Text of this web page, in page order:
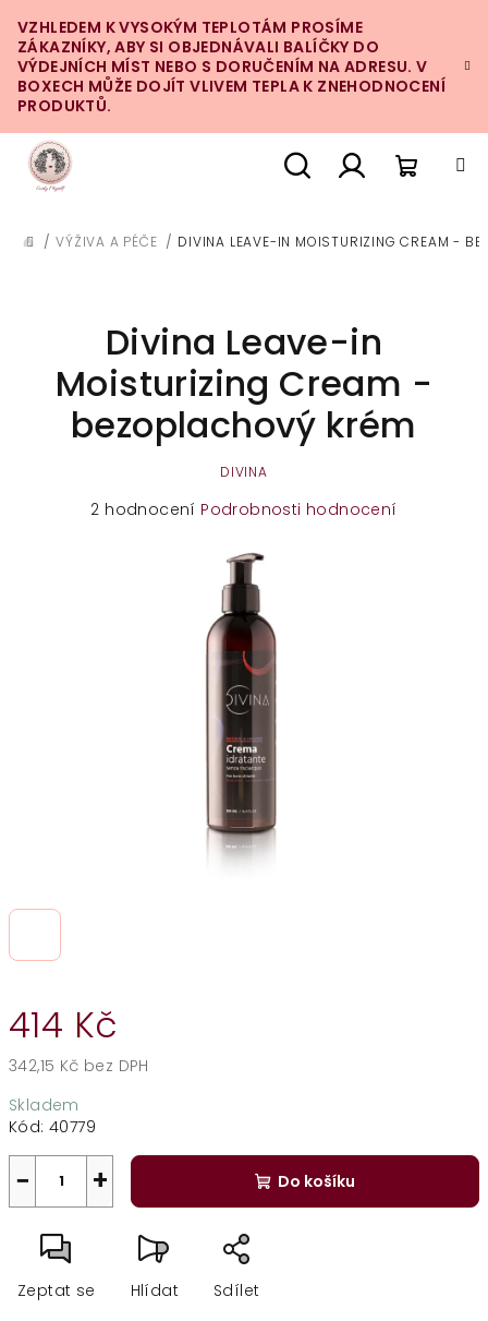
na
obsah
VZHLEDEM K VYSOKÝM TEPLOTÁM PROSÍME
ZÁKAZNÍKY, ABY SI OBJEDNÁVALI BALÍČKY DO
VÝDEJNÍCH MÍST NEBO S DORUČENÍM NA ADRESU. V
BOXECH MŮŽE DOJÍT VLIVEM TEPLA K ZNEHODNOCENÍ
PRODUKTŮ.
DOMŮ
/ VÝŽIVA A PÉČE / DIVINA LEAVE-IN MOISTURIZING CREAM -
414 Kč
342,15 Kč bez DPH
cena:
Skladem
Kód: 40779
+
− Do košíku
Zeptat se Hlídat Sdílet
Divina Leave-in
Moisturizing Cream -
bezoplachový krém
DIVINA
Průměrné
2 hodnocení Podrobnosti hodnocení